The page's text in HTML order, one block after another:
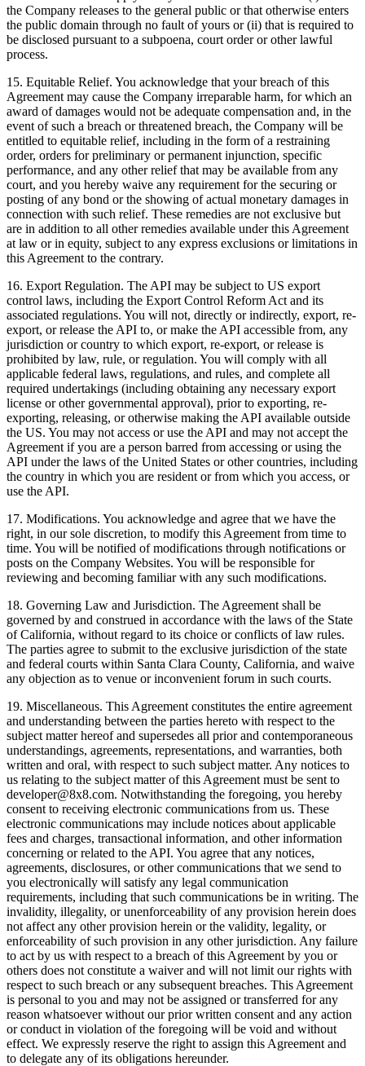
the Company releases to the general public or that otherwise enters
the public domain through no fault of yours or (ii) that is required to
be disclosed pursuant to a subpoena, court order or other lawful
process.
15. Equitable Relief. You acknowledge that your breach of this
Agreement may cause the Company irreparable harm, for which an
award of damages would not be adequate compensation and, in the
event of such a breach or threatened breach, the Company will be
entitled to equitable relief, including in the form of a restraining
order, orders for preliminary or permanent injunction, specific
performance, and any other relief that may be available from any
court, and you hereby waive any requirement for the securing or
posting of any bond or the showing of actual monetary damages in
connection with such relief. These remedies are not exclusive but
are in addition to all other remedies available under this Agreement
at law or in equity, subject to any express exclusions or limitations in
this Agreement to the contrary.
16. Export Regulation. The API may be subject to US export
control laws, including the Export Control Reform Act and its
associated regulations. You will not, directly or indirectly, export, re-
export, or release the API to, or make the API accessible from, any
jurisdiction or country to which export, re-export, or release is
prohibited by law, rule, or regulation. You will comply with all
applicable federal laws, regulations, and rules, and complete all
required undertakings (including obtaining any necessary export
license or other governmental approval), prior to exporting, re-
exporting, releasing, or otherwise making the API available outside
the US. You may not access or use the API and may not accept the
Agreement if you are a person barred from accessing or using the
API under the laws of the United States or other countries, including
the country in which you are resident or from which you access, or
use the API.
17. Modifications. You acknowledge and agree that we have the
right, in our sole discretion, to modify this Agreement from time to
time. You will be notified of modifications through notifications or
posts on the Company Websites. You will be responsible for
reviewing and becoming familiar with any such modifications.
18. Governing Law and Jurisdiction. The Agreement shall be
governed by and construed in accordance with the laws of the State
of California, without regard to its choice or conflicts of law rules.
The parties agree to submit to the exclusive jurisdiction of the state
and federal courts within Santa Clara County, California, and waive
any objection as to venue or inconvenient forum in such courts.
19. Miscellaneous. This Agreement constitutes the entire agreement
and understanding between the parties hereto with respect to the
subject matter hereof and supersedes all prior and contemporaneous
understandings, agreements, representations, and warranties, both
written and oral, with respect to such subject matter. Any notices to
us relating to the subject matter of this Agreement must be sent to
developer@8x8.com. Notwithstanding the foregoing, you hereby
consent to receiving electronic communications from us. These
electronic communications may include notices about applicable
fees and charges, transactional information, and other information
concerning or related to the API. You agree that any notices,
agreements, disclosures, or other communications that we send to
you electronically will satisfy any legal communication
requirements, including that such communications be in writing. The
invalidity, illegality, or unenforceability of any provision herein does
not affect any other provision herein or the validity, legality, or
enforceability of such provision in any other jurisdiction. Any failure
to act by us with respect to a breach of this Agreement by you or
others does not constitute a waiver and will not limit our rights with
respect to such breach or any subsequent breaches. This Agreement
is personal to you and may not be assigned or transferred for any
reason whatsoever without our prior written consent and any action
or conduct in violation of the foregoing will be void and without
effect. We expressly reserve the right to assign this Agreement and
to delegate any of its obligations hereunder.